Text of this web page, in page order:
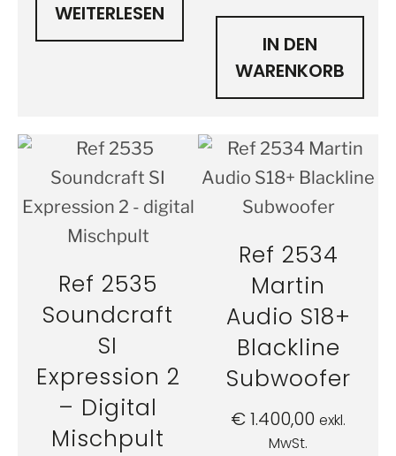
WEITERLESEN
IN DEN
WARENKORB
Ref 2535
Soundcraft
SI
Expression 2
– Digital
Mischpult
Ref 2534
Martin
Audio S18+
Blackline
Subwoofer
€1.400,00 exkl.
MwSt.